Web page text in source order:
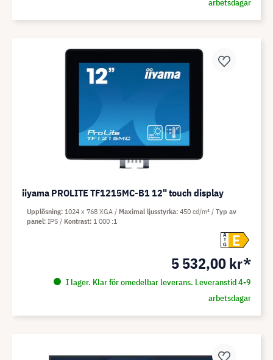
iiyama PROLITE TF1215MC-B1 12" touch display
A
G
E
5 532,00 kr*
I lager. Klar för omedelbar leverans. Leveranstid 4-9
arbetsdagar
Upplösning 1024 x 768 XGA Maximal ljusstyrka 450 cd/m²
Typ av
panel IPS Kontrast 1 000 :1